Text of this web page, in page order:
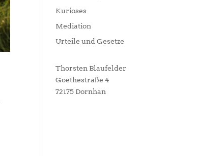
Kurioses
Mediation
Urteile und Gesetze
Thorsten Blaufelder
Goethestraße 4
72175 Dornhan